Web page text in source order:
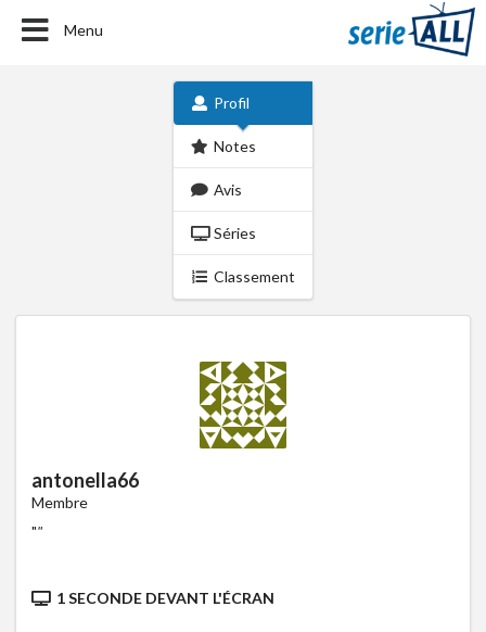
Menu
Profil
Notes
Avis
Séries
Classement
antonella66
Membre
""
1 SECONDE DEVANT L'ÉCRAN